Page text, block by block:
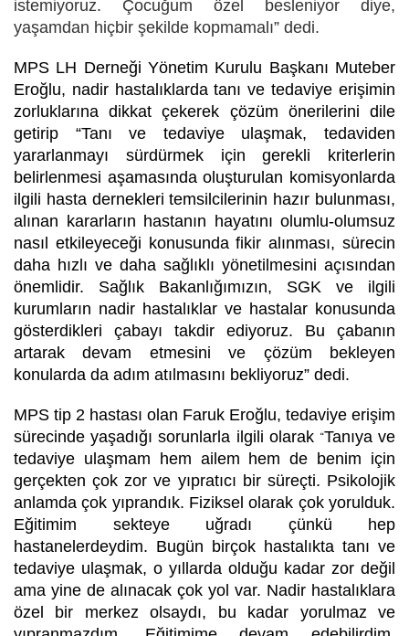
istemiyoruz. Çocuğum özel besleniyor diye,
yaşamdan hiçbir şekilde kopmamalı” dedi.
MPS LH Derneği Yönetim Kurulu Başkanı Muteber
Eroğlu, nadir hastalıklarda tanı ve tedaviye erişimin
zorluklarına dikkat çekerek çözüm önerilerini dile
getirip “Tanı ve tedaviye ulaşmak, tedaviden
yararlanmayı sürdürmek için gerekli kriterlerin
belirlenmesi aşamasında oluşturulan komisyonlarda
ilgili hasta dernekleri temsilcilerinin hazır bulunması,
alınan kararların hastanın hayatını olumlu-olumsuz
nasıl etkileyeceği konusunda fikir alınması, sürecin
daha hızlı ve daha sağlıklı yönetilmesini açısından
önemlidir. Sağlık Bakanlığımızın, SGK ve ilgili
kurumların nadir hastalıklar ve hastalar konusunda
gösterdikleri çabayı takdir ediyoruz. Bu çabanın
artarak devam etmesini ve çözüm bekleyen
konularda da adım atılmasını bekliyoruz” dedi.
MPS tip 2 hastası olan Faruk Eroğlu, tedaviye erişim
sürecinde yaşadığı sorunlarla ilgili olarak “Tanıya ve
tedaviye ulaşmam hem ailem hem de benim için
gerçekten çok zor ve yıpratıcı bir süreçti. Psikolojik
anlamda çok yıprandık. Fiziksel olarak çok yorulduk.
Eğitimim sekteye uğradı çünkü hep
hastanelerdeydim. Bugün birçok hastalıkta tanı ve
tedaviye ulaşmak, o yıllarda olduğu kadar zor değil
ama yine de alınacak çok yol var. Nadir hastalıklara
özel bir merkez olsaydı, bu kadar yorulmaz ve